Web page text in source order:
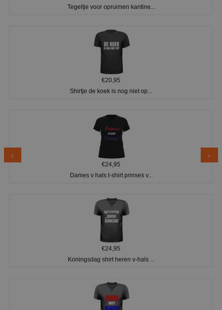
Tegeltje voor opruimen kantine...
€20,95
Shirtje de koek is nog niet op...
€24,95
Dames v hals t-shirt prinses v...
€24,95
Koningsdag shirt heren v-hals ...